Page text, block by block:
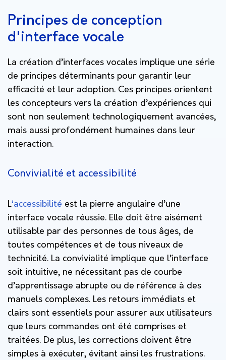
Principes de conception
d'interface vocale
La création d’interfaces vocales implique une série
de principes déterminants pour garantir leur
efficacité et leur adoption. Ces principes orientent
les concepteurs vers la création d’expériences qui
sont non seulement technologiquement avancées,
mais aussi profondément humaines dans leur
interaction.
Convivialité et accessibilité
L‘accessibilité est la pierre angulaire d’une
interface vocale réussie. Elle doit être aisément
utilisable par des personnes de tous âges, de
toutes compétences et de tous niveaux de
technicité. La convivialité implique que l’interface
soit intuitive, ne nécessitant pas de courbe
d’apprentissage abrupte ou de référence à des
manuels complexes. Les retours immédiats et
clairs sont essentiels pour assurer aux utilisateurs
que leurs commandes ont été comprises et
traitées. De plus, les corrections doivent être
simples à exécuter, évitant ainsi les frustrations.